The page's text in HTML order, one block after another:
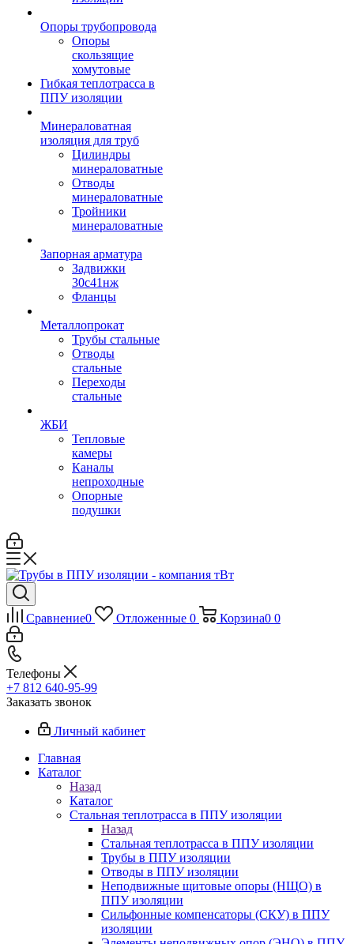
Опоры трубопровода
Опоры
скользящие
хомутовые
Гибкая теплотрасса в
ППУ изоляции
Минераловатная
изоляция для труб
Цилиндры
минераловатные
Отводы
минераловатные
Тройники
минераловатные
Запорная арматура
Задвижки
30с41нж
Фланцы
Металлопрокат
Трубы стальные
Отводы
стальные
Переходы
стальные
ЖБИ
Тепловые
камеры
Каналы
непроходные
Опорные
подушки
Сравнение0 Отложенные 0 Корзина0 0
Телефоны
+7 812 640-95-99
Заказать звонок
Личный кабинет
Главная
Каталог
Назад
Каталог
Стальная теплотрасса в ППУ изоляции
Назад
Стальная теплотрасса в ППУ изоляции
Трубы в ППУ изоляции
Отводы в ППУ изоляции
Неподвижные щитовые опоры (НЩО) в
ППУ изоляции
Cильфонные компенсаторы (СКУ) в ППУ
изоляции